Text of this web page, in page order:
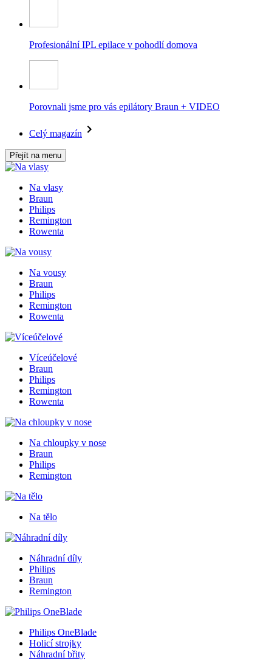
Profesionální IPL epilace v pohodlí domova
Porovnali jsme pro vás epilátory Braun + VIDEO
Celý magazín
Přejít na menu
Na vlasy
Braun
Philips
Remington
Rowenta
Na vousy
Braun
Philips
Remington
Rowenta
Víceúčelové
Braun
Philips
Remington
Rowenta
Na chloupky v nose
Braun
Philips
Remington
Na tělo
Náhradní díly
Philips
Braun
Remington
Philips OneBlade
Holicí strojky
Náhradní břity